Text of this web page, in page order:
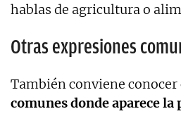
hablas de agricultura o
Otras expresiones
También conviene conocer
comunes donde aparece la